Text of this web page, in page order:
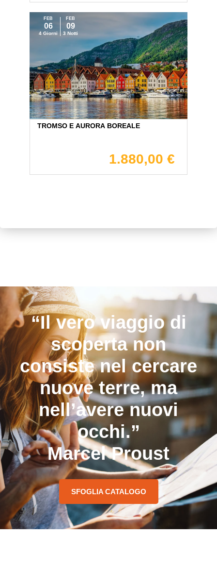
FEB
06
4 Giorni
FEB
09
3 Notti
TROMSO E AURORA BOREALE
1.880,00 €
“Il vero viaggio di
scoperta non
consiste nel cercare
nuove terre, ma
nell’avere nuovi
occhi.”
Marcel Proust
SFOGLIA CATALOGO